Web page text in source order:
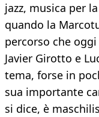
jazz, musica per
quando la
percorso che
Javier Girotto e
tema, forse in
sua importante
si dice, è